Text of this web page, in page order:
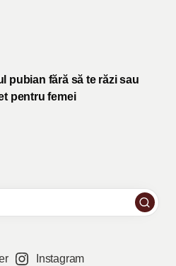
pubian fără să te răzi sau
pentru femei
Instagram